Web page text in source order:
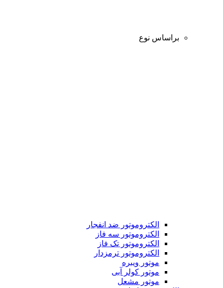
براساس نوع
الکتروموتور ضد انفجار
الکتروموتور سه فاز
الکتروموتور تک فاز
الکتروموتور ترمزدار
موتور ویبره
موتور کولر آبی
موتور مشعل